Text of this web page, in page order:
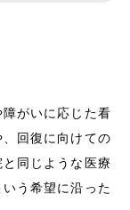
がいに応じた看
回復に向けての
同じような医療
う希望に沿った